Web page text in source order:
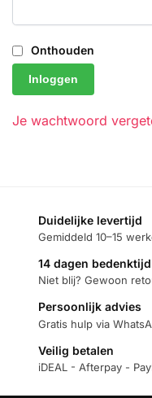
Onthouden
Inloggen
Je wachtwoord
Duidelijke levertijd
Gemiddeld 10–15
14 dagen bedenktijd
Niet blij? Gewoon
Persoonlijk advies
Gratis hulp via
Veilig betalen
iDEAL - Afterpay -